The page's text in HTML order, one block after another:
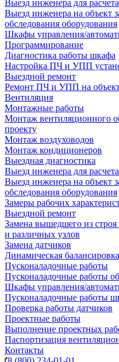
Выезд инженера для
Выезд инженера на объект
обследования оборудования
Шкафы управления/
Программирование
Диагностика работы шкафа
Настройка ПЧ и УПП
Выездной ремонт
Ремонт ПЧ и УПП на
Вентиляция
Монтажные работы
Монтаж вентиляционного
проекту
Монтаж воздуховодов
Монтаж кондиционеров
Выездная диагностика
Выезд инженера для
Выезд инженера на объект
обследования оборудования
Замеры рабочих
Выездной ремонт
Замена вышедшего из строя
и различных узлов
Замена датчиков
Динамическая балансировка
Пусконаладочные работы
Пусконаладочные работы
Шкафы управления/
Пусконаладочные работы
Проверка работы датчиков
Проектные работы
Выполнение проектных
Паспортизация
Контакты